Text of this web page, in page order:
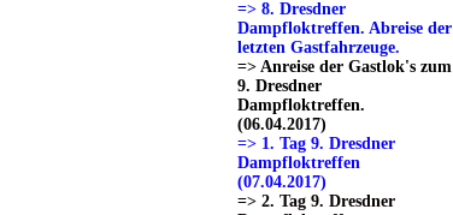
=> 8. Dresdner
Dampfloktreffen. Abreise der
letzten Gastfahrzeuge.
=> Anreise der Gastlok's zum
9. Dresdner
Dampfloktreffen.
(06.04.2017)
=> 1. Tag 9. Dresdner
Dampfloktreffen
(07.04.2017)
=> 2. Tag 9. Dresdner